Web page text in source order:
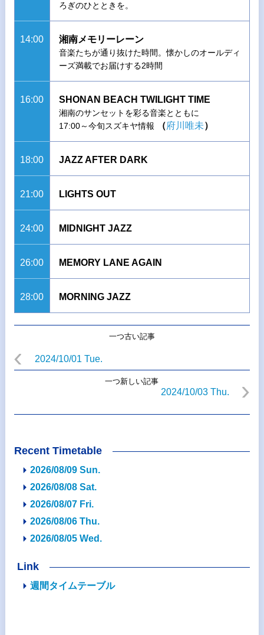
ろぎのひとときを。
14:00 湘南メモリーレーン
音楽たちが通り抜けた時間。懐かしのオールディ
ーズ満載でお届けする2時間
16:00 SHONAN BEACH TWILIGHT TIME
湘南のサンセットを彩る音楽とともに
17:00～今旬スズキヤ情報
（府川唯未）
18:00 JAZZ AFTER DARK
21:00 LIGHTS OUT
24:00 MIDNIGHT JAZZ
26:00 MEMORY LANE AGAIN
28:00 MORNING JAZZ
一つ古い記事
2024/10/01 Tue.
一つ新しい記事
2024/10/03 Thu.
Recent Timetable
2026/08/09 Sun.
2026/08/08 Sat.
2026/08/07 Fri.
2026/08/06 Thu.
2026/08/05 Wed.
Link
週間タイムテーブル